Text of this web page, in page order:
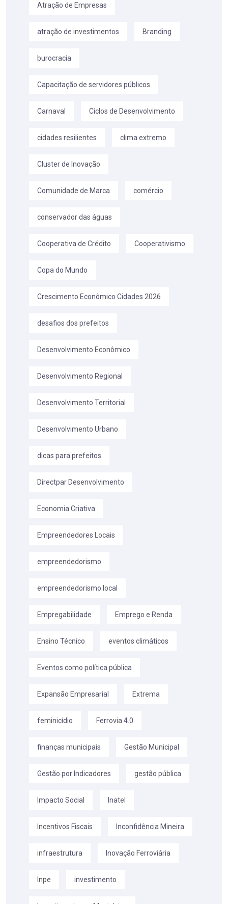
Atração de Empresas
atração de investimentos Branding
burocracia
Capacitação de servidores públicos
Carnaval Ciclos de Desenvolvimento
cidades resilientes clima extremo
Cluster de Inovação
Comunidade de Marca comércio
conservador das águas
Cooperativa de Crédito Cooperativismo
Copa do Mundo
Crescimento Econômico Cidades 2026
desafios dos prefeitos
Desenvolvimento Econômico
Desenvolvimento Regional
Desenvolvimento Territorial
Desenvolvimento Urbano
dicas para prefeitos
Directpar Desenvolvimento
Economia Criativa
Empreendedores Locais
empreendedorismo
empreendedorismo local
Empregabilidade Emprego e Renda
Ensino Técnico eventos climáticos
Eventos como política pública
Expansão Empresarial Extrema
feminicídio Ferrovia 4.0
finanças municipais Gestão Municipal
Gestão por Indicadores gestão pública
Impacto Social Inatel
Incentivos Fiscais Inconfidência Mineira
infraestrutura Inovação Ferroviária
Inpe investimento